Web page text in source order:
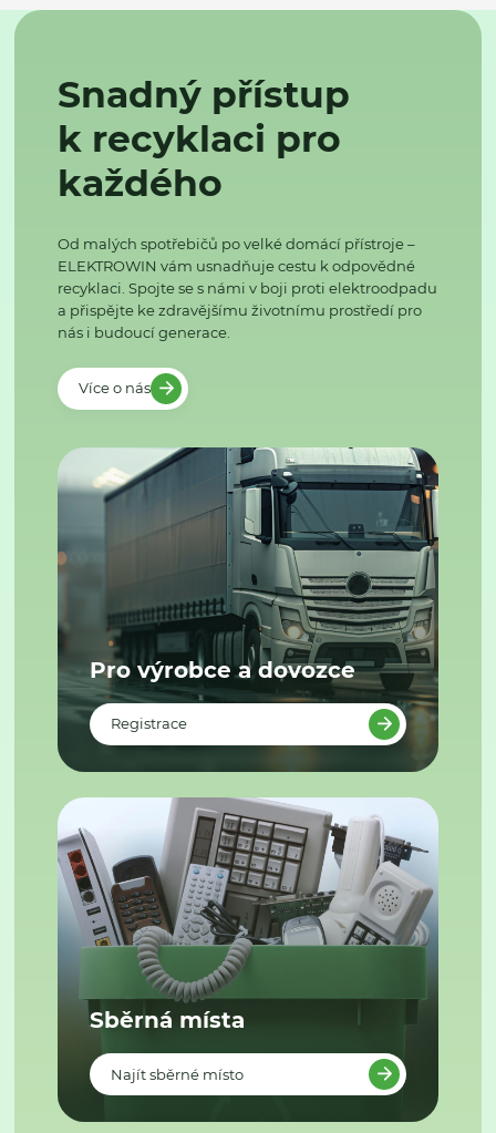
Snadný přístup
k recyklaci pro
každého
Od malých spotřebičů po velké domácí přístroje –
ELEKTROWIN vám usnadňuje cestu k odpovědné
recyklaci. Spojte se s námi v boji proti elektroodpadu
a přispějte ke zdravějšímu životnímu prostředí pro
nás i budoucí generace.
Více o nás
Pro výrobce a dovozce
Registrace
Sběrná místa
Najít sběrné místo